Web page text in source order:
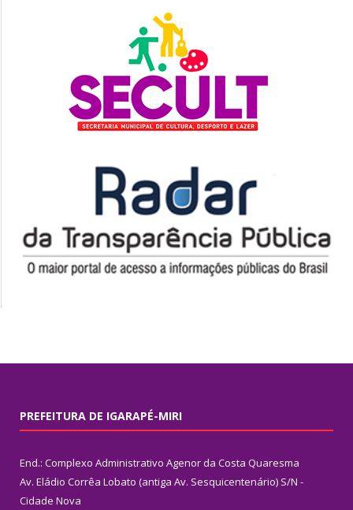
PREFEITURA DE IGARAPÉ-MIRI
End.: Complexo Administrativo Agenor da Costa Quaresma
Av. Eládio Corrêa Lobato (antiga Av. Sesquicentenário) S/N -
Cidade Nova